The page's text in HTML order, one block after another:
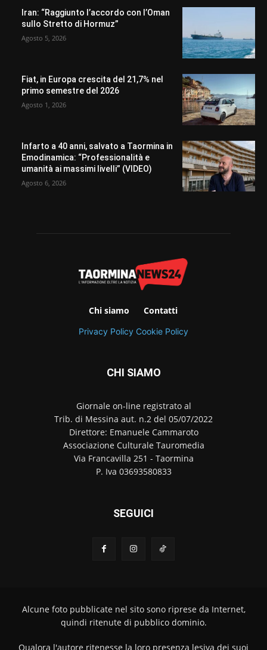
Iran: “Raggiunto l’accordo con l’Oman
sullo Stretto di Hormuz”
Agosto 5, 2026
Fiat, in Europa crescita del 21,7% nel
primo semestre del 2026
Agosto 1, 2026
Infarto a 40 anni, salvato a Taormina in
Emodinamica: “Professionalità e
umanità ai massimi livelli” (VIDEO)
Agosto 6, 2026
Chi siamo Contatti
Privacy Policy Cookie Policy
CHI SIAMO
Giornale on-line registrato al
Trib. di Messina aut. n.2 del 05/07/2022
Direttore: Emanuele Cammaroto
Associazione Culturale Tauromedia
Via Francavilla 251 - Taormina
P. Iva 03693580833
SEGUICI
Alcune foto pubblicate nel sito sono riprese da Internet,
quindi ritenute di pubblico dominio.
Qualora l'autore ritenesse la loro presenza lesiva dei suoi